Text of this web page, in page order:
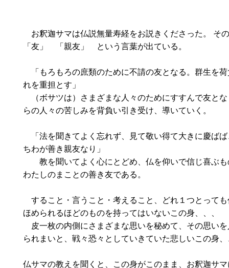
お釈迦サマは仏説無量寿経をお説きくださった。 そ
「友」 「親友」 という言葉が出ている。
「もろもろの庶類のために不請の友となる。群生を
れを重担とす」
（ボサツは）さまざまな人々のためにすすんで友と
らの人々の苦しみを背負い引き受け、導いていく。
「法を聞きてよく忘れず、見て敬い得て大きに慶ば
ちわが善き親友なり」
教を聞いてよく心にとどめ、仏を仰いで信じ喜ぶも
わたしのまことの善き友である。
すること・言うこと・考えること、どれ１つとって
ほめられるほどのものを持ってはいないこの身、、、
皮一枚の内側にさまざまな思いを秘めて、その思い
られまいと、戦々恐々としていきていた悲しいこの身
仏サマの教えを聞くと、この身がこのまま、お釈迦サ